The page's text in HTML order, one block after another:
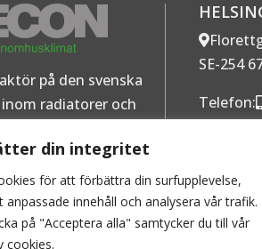
din integritet
för att förbättra din surfupplevelse,
anpassade innehåll och analysera vår trafik.
på "Acceptera alla" samtycker du till vår
cookies.
på den svenska
radiatorer och
SE-254
Telefon:
Mer